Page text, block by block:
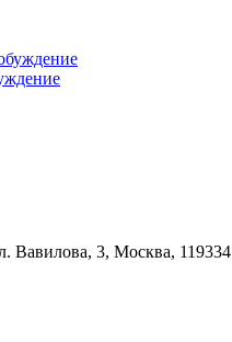
Вавилова, 3, Москва, 119334